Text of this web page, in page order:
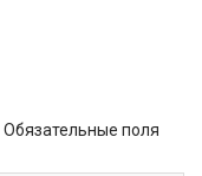
Обязательные поля